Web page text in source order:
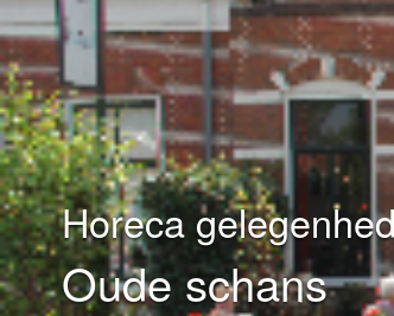
Horeca
Oude schans